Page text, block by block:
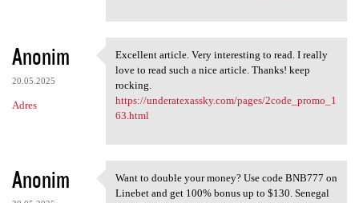
Anonim
20.05.2025
Adres
Excellent article. Very
Excellent article. Very interesting to read. I really
love to read such a nice article. Thanks! keep
rocking.
https://underatexassky.com/pages/2code_promo_1
63.html
Anonim Want to double your money?
Want to double your money? Use code BNB777 on
Linebet and get 100% bonus up to $130. Senegal